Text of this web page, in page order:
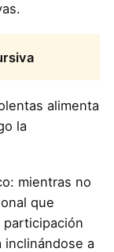
alimenta
la
mientras no
que
inclinándose a